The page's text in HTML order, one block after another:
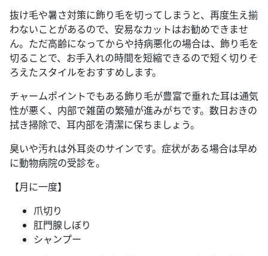
抜け毛や暑さ対策に飾り毛を切ってしまうと、再度生え揃
わないことがあるので、安易なカットはお勧めできませ
ん。ただ高齢になってからや持病悪化の場合は、飾り毛を
切ることで、お手入れの時間を短縮できるので短く切りそ
ろえたスタイルをおすすめします。
チャームポイントでもある飾り毛が豊富で垂れた耳は通気
性が悪く、内部で雑菌の繁殖が進みがちです。数日おきの
拭き掃除で、耳内部を清潔に保ちましょう。
臭いや汚れは外耳炎のサインです。症状がある場合は早め
に動物病院の受診を。
【月に一度】
爪切り
肛門腺しぼり
シャンプー